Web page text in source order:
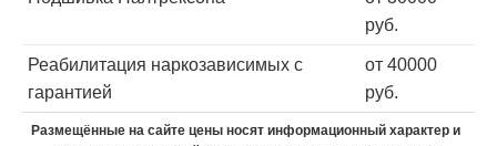
руб.
Реабилитация наркозависимых с
гарантией
от 40000
руб.
Размещённые на сайте цены носят информационный характер и